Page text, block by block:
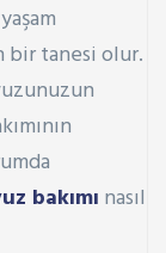
yaşam
bir tanesi olur.
bakımı nasıl